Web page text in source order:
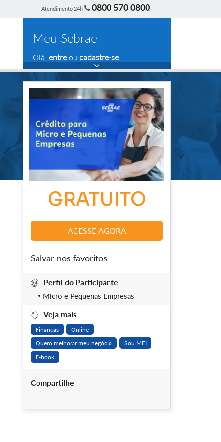
Atendimento 24h 0800 570 0800
Meu Sebrae
Olá, entreou cadastre-se
GRATUITO
ACESSE AGORA
Salvar nos favoritos
Perfil do Participante
Micro e Pequenas Empresas
Veja mais
Finanças
Online
Quero melhorar meu negócio
Sou MEI
E-book
Compartilhe